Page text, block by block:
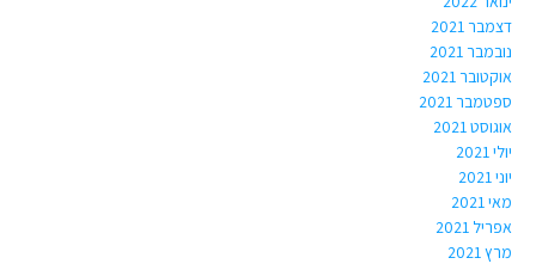
דצמבר 2021
נובמבר 2021
אוקטובר 2021
ספטמבר 2021
אוגוסט 2021
יולי 2021
יוני 2021
מאי 2021
אפריל 2021
מרץ 2021